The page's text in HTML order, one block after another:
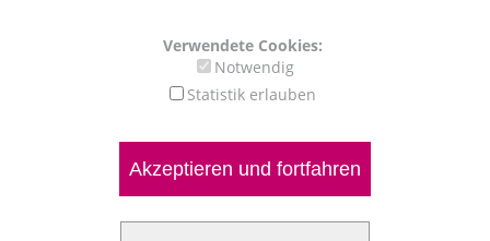
Verwendete Cookies:
Notwendig
Statistik erlauben
Akzeptieren und fortfahren